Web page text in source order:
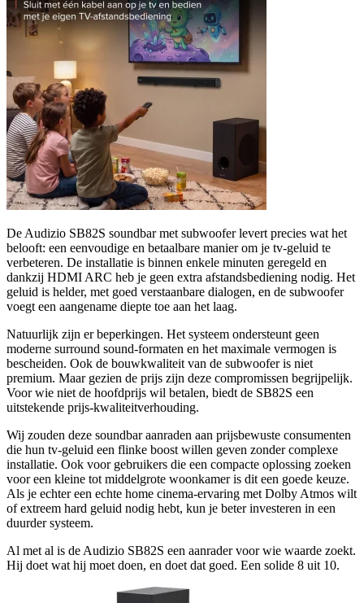
De Audizio SB82S soundbar met subwoofer levert precies wat het
belooft: een eenvoudige en betaalbare manier om je tv-geluid te
verbeteren. De installatie is binnen enkele minuten geregeld en
dankzij HDMI ARC heb je geen extra afstandsbediening nodig. Het
geluid is helder, met goed verstaanbare dialogen, en de subwoofer
voegt een aangename diepte toe aan het laag.
Natuurlijk zijn er beperkingen. Het systeem ondersteunt geen
moderne surround sound-formaten en het maximale vermogen is
bescheiden. Ook de bouwkwaliteit van de subwoofer is niet
premium. Maar gezien de prijs zijn deze compromissen begrijpelijk.
Voor wie niet de hoofdprijs wil betalen, biedt de SB82S een
uitstekende prijs-kwaliteitverhouding.
Wij zouden deze soundbar aanraden aan prijsbewuste consumenten
die hun tv-geluid een flinke boost willen geven zonder complexe
installatie. Ook voor gebruikers die een compacte oplossing zoeken
voor een kleine tot middelgrote woonkamer is dit een goede keuze.
Als je echter een echte home cinema-ervaring met Dolby Atmos wilt
of extreem hard geluid nodig hebt, kun je beter investeren in een
duurder systeem.
Al met al is de Audizio SB82S een aanrader voor wie waarde zoekt.
Hij doet wat hij moet doen, en doet dat goed. Een solide 8 uit 10.